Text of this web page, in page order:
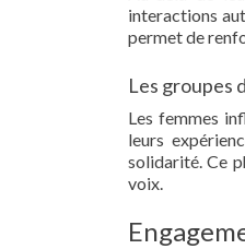
interactions
permet de
Les groupes
Les femmes
leurs
solidarité. Ce
voix.